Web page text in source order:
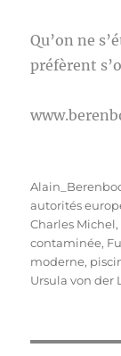
Qu’on ne
préfèrent
Auteur
autorités
Charles Michel,
contaminée,
moderne,
Ursula von der